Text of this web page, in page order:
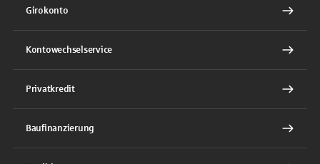
Girokonto
Kontowechselservice
Privatkredit
Baufinanzierung